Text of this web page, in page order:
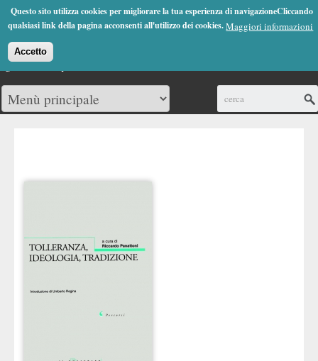
Questo sito utilizza cookies per migliorare la tua esperienza di navigazioneCliccando
qualsiasi link della pagina acconsenti all'utilizzo dei cookies.Maggiori informazioni
Accetto
Jump to Navigation
(0)